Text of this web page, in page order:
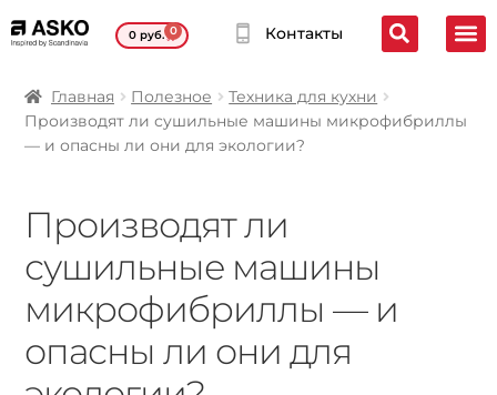
0руб. 0 Контакты
Главная Полезное
Техника для кухни
Производят ли сушильные машины микрофибриллы
— и опасны ли они для экологии?
Производят ли
сушильные машины
микрофибриллы — и
опасны ли они для